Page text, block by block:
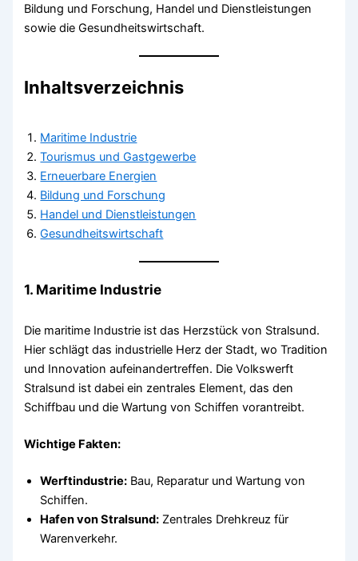
Bildung und Forschung, Handel und Dienstleistungen
sowie die Gesundheitswirtschaft.
Inhaltsverzeichnis
Maritime Industrie
Tourismus und Gastgewerbe
Erneuerbare Energien
Bildung und Forschung
Handel und Dienstleistungen
Gesundheitswirtschaft
1. Maritime Industrie
Die maritime Industrie ist das Herzstück von Stralsund.
Hier schlägt das industrielle Herz der Stadt, wo Tradition
und Innovation aufeinandertreffen. Die Volkswerft
Stralsund ist dabei ein zentrales Element, das den
Schiffbau und die Wartung von Schiffen vorantreibt.
Wichtige Fakten:
Werftindustrie: Bau, Reparatur und Wartung von
Schiffen.
Hafen von Stralsund: Zentrales Drehkreuz für
Warenverkehr.